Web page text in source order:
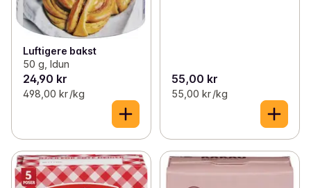
Luftigere bakst
50 g, Idun
24,90 kr
498,00 kr /kg
55,00 kr
55,00 kr /kg